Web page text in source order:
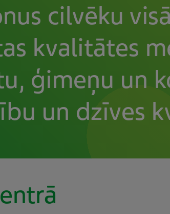
cilvēku
kvalitātes
ģimeņu un
un dzīves